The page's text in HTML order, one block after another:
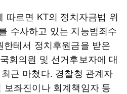
따르면 KT의 정치자금법 위
수사하고 있는 지능범죄수
한테서 정치후원금을 받은
회의원 및 선거후보자에 대
근 마쳤다. 경찰청 관계자
보좌진이나 회계책임자 등